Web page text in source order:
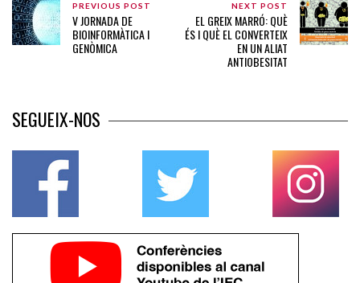
PREVIOUS POST
V JORNADA DE
BIOINFORMÀTICA I
GENÒMICA
NEXT POST
EL GREIX MARRÓ: QUÈ
ÉS I QUÈ EL CONVERTEIX
EN UN ALIAT
ANTIOBESITAT
SEGUEIX-NOS